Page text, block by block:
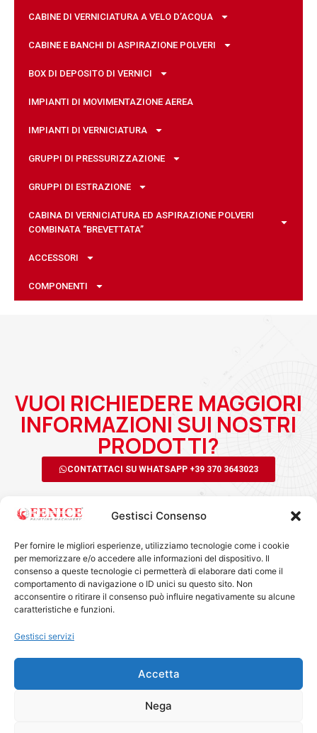
Gestisci Consenso
Per fornire le migliori esperienze, utilizziamo tecnologie come i cookie
per memorizzare e/o accedere alle informazioni del dispositivo. Il
consenso a queste tecnologie ci permetterà di elaborare dati come il
comportamento di navigazione o ID unici su questo sito. Non
acconsentire o ritirare il consenso può influire negativamente su alcune
caratteristiche e funzioni.
Gestisci servizi
Accetta
Nega
CABINE DI VERNICIATURA A VELO D’ACQUA
CABINE E BANCHI DI ASPIRAZIONE POLVERI
BOX DI DEPOSITO DI VERNICI
IMPIANTI DI MOVIMENTAZIONE AEREA
IMPIANTI DI VERNICIATURA
GRUPPI DI PRESSURIZZAZIONE
GRUPPI DI ESTRAZIONE
CABINA DI VERNICIATURA ED ASPIRAZIONE POLVERI
COMBINATA “BREVETTATA”
ACCESSORI
COMPONENTI
VUOI RICHIEDERE MAGGIORI
INFORMAZIONI SUI NOSTRI
PRODOTTI?
CONTATTACI SU WHATSAPP +39 370 3643023
FENICE MACHINERY SRL
info@fenicersm.com
+39 370 3643023